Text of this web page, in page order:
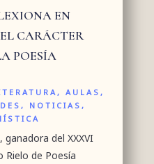
EN
CARÁCTER
POESÍA
, AULAS,
, NOTICIAS,
del XXXVI
Rielo de Poesía